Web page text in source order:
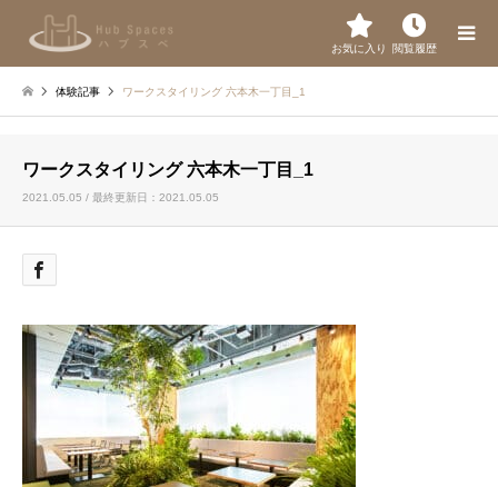
お気に入り 閲覧履歴
体験記事 ワークスタイリング 六本木一丁目_1
ワークスタイリング 六本木一丁目_1
2021.05.05 / 最終更新日：2021.05.05